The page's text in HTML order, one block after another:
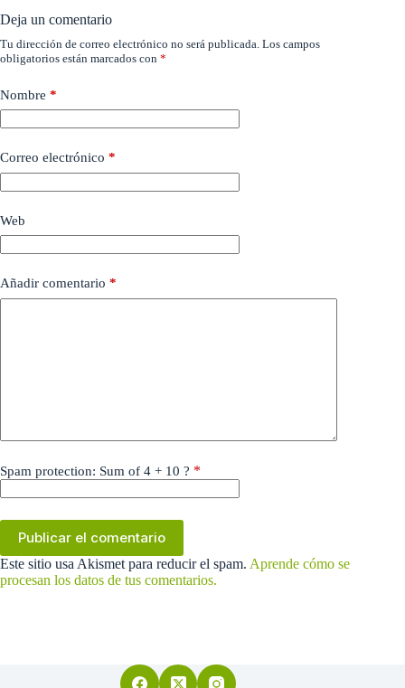
Deja un comentario
Tu dirección de correo electrónico no será publicada. Los campos
obligatorios están marcados con *
Nombre *
Correo electrónico *
Web
Añadir comentario *
Spam protection: Sum of 4 + 10 ? *
Publicar el comentario
Este sitio usa Akismet para reducir el spam. Aprende cómo se
procesan los datos de tus comentarios.